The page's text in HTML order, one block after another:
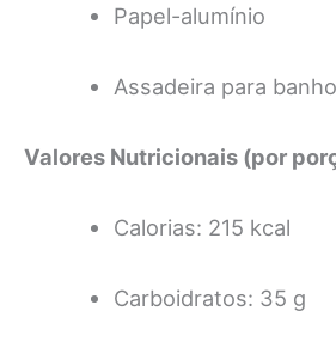
Papel-alumínio
Assadeira para
Valores Nutricionais (por
Calorias: 215 kcal
Carboidratos: 35 g